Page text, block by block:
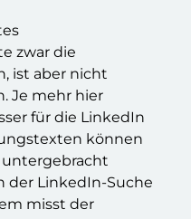
zwar die
ist aber nicht
Je mehr hier
für die LinkedIn
können
der LinkedIn-Suche
misst der